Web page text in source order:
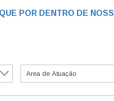
POR DENTRO DE